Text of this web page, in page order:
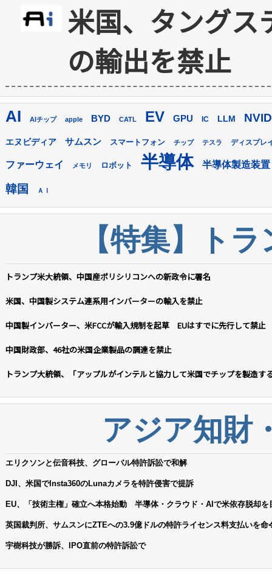
米国、タングス
の輸出を禁止
AI AIチップ apple BYD CATL EV GPU IC LLM
エヌビディア サムスン スマートフォン チップ テスラ ディスプレ
ファーウェイ メモリ ロボット 半導体 半導体製造装置
韓国 ＡＩ
【特集】ト
トランプ米大統領、中国産ポリシリコンへの新政令に署名
米国、中国製システム連系用インバーターの輸入を禁止
中国製インバーター、米FCCが輸入規制を起草 EUはすでに先行して禁止
中国財政部、46社の米国企業製品の調達を禁止
トランプ大統領、「アップルがインテルと協力して米国でチップを製造す
アジア知財
エリクソンと伝音科技、グローバル特許訴訟で和解
DJI、米国でInsta360のLunaカメラを特許侵害で提訴
EU、「技術主権」確立へ本格始動 半導体・クラウド・AIで米依存脱却を
英国裁判所、サムスンにZTEへの3.9億ドルの特許ライセンス料支払いを命
宇樹科技が勝訴、IPO直前の特許訴訟で